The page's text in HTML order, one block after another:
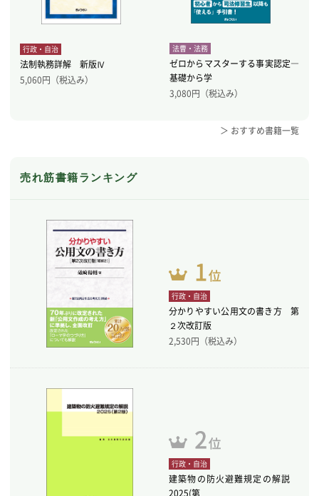
行政・自治
法制執務詳解 新版Ⅳ
5,060円（税込み）
法曹・法務
ゼロからマスターする事実認定―
基礎から学
3,080円（税込み）
＞ おすすめ書籍一覧
売れ筋書籍ランキング
行政・自治
分かりやすい公用文の書き方 第
２次改訂版
2,530円（税込み）
行政・自治
建築物の防火避難規定の解説
2025(第